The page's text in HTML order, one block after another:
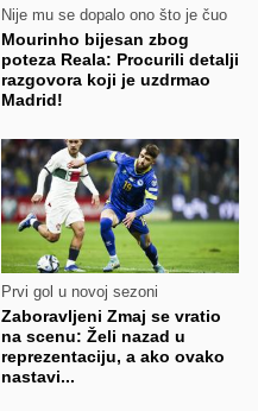
Nije mu se dopalo ono što je čuo
Mourinho bijesan zbog
poteza Reala: Procurili detalji
razgovora koji je uzdrmao
Madrid!
Prvi gol u novoj sezoni
Zaboravljeni Zmaj se vratio
na scenu: Želi nazad u
reprezentaciju, a ako ovako
nastavi...